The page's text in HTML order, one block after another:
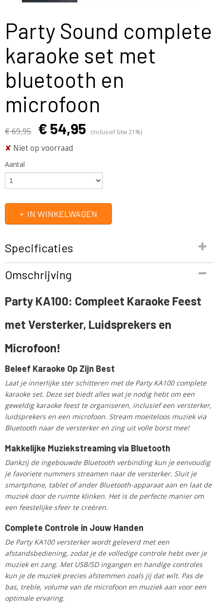
Party Sound complete
karaoke set met
bluetooth en
microfoon
€ 69,95 € 54,95 (inclusief btw 21%)
✘ Niet op voorraad
Aantal
IN WINKELWAGEN
Specificaties
PARTY-KA100
5420047133311
party-ka100
1,00 Kg
Omschrijving
Party KA100: Compleet Karaoke Feest
met Versterker, Luidsprekers en
Microfoon!
Beleef Karaoke Op Zijn Best
Laat je innerlijke ster schitteren met de Party KA100 complete
karaoke set. Deze set biedt alles wat je nodig hebt om een
geweldig karaoke feest te organiseren, inclusief een versterker,
luidsprekers en een microfoon. Stream moeiteloos muziek via
Bluetooth naar de versterker en zing uit volle borst mee!
Makkelijke Muziekstreaming via Bluetooth
Dankzij de ingebouwde Bluetooth verbinding kun je eenvoudig
je favoriete nummers streamen naar de versterker. Sluit je
smartphone, tablet of ander Bluetooth-apparaat aan en laat de
muziek door de ruimte klinken. Het is de perfecte manier om
een feestelijke sfeer te creëren.
Complete Controle in Jouw Handen
De Party KA100 versterker wordt geleverd met een
afstandsbediening, zodat je de volledige controle hebt over je
muziek en zang. Met USB/SD ingangen en handige controles
kun je de muziek precies afstemmen zoals jij dat wilt. Pas de
bas, treble, volume van de microfoon en muziek aan voor een
optimale ervaring.